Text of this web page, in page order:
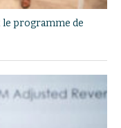
programme de